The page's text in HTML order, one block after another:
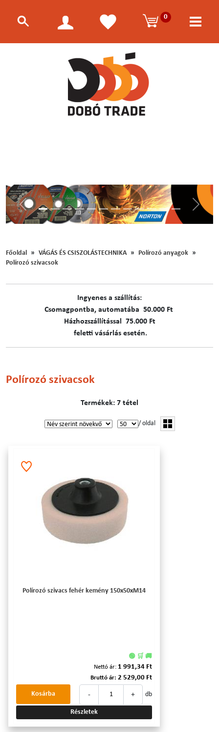
0
Előző
Főoldal VÁGÁS ÉS CSISZOLÁSTECHNIKA
Polírozó anyagok
Polírozó szivacsok
Ingyenes a szállítás:
C​​​somagpontba, automatába 50.000 Ft
Házhozszállítással 75.000 Ft
feletti vásárlás esetén.
Polírozó szivacsok
Termékek: 7 tétel
/ oldal
Polírozó szivacs fehér kemény 150x50xM14
🟢 🛒 🚚
Nettó ár: 1 991,34 Ft
Bruttó ár: 2 529,00 Ft
- + db
Kosárba
Részletek